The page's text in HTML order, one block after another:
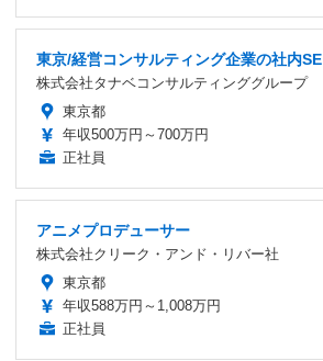
東京/経営コンサルティング企業の社内SE
株式会社タナベコンサルティンググループ
東京都
年収500万円～700万円
正社員
アニメプロデューサー
株式会社クリーク・アンド・リバー社
東京都
年収588万円～1,008万円
正社員